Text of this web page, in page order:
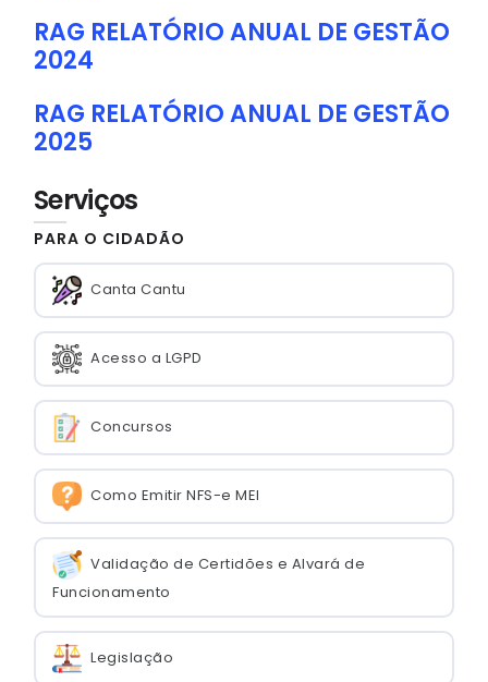
RAG RELATÓRIO ANUAL DE GESTÃO
2024
RAG RELATÓRIO ANUAL DE GESTÃO
2025
Serviços
PARA O CIDADÃO
Canta Cantu
Acesso a LGPD
Concursos
Como Emitir NFS-e MEI
Validação de Certidões e Alvará de
Funcionamento
Legislação